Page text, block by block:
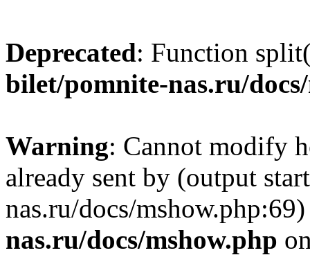
Deprecated: Function
bilet/pomnite-nas.ru/
Warning: Cannot modify
already sent by (output
nas.ru/docs/
nas.ru/docs/mshow.php